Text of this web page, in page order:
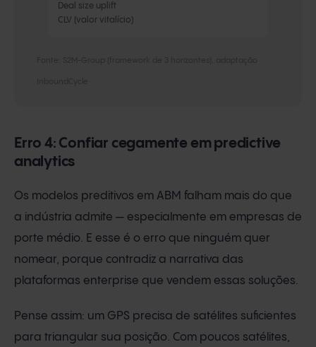
Deal size uplift
CLV (valor vitalício)
Erro 4: Confiar cegamente em predictive
analytics
Os modelos preditivos em ABM falham mais do que
a indústria admite — especialmente em empresas de
porte médio. E esse é o erro que ninguém quer
nomear, porque contradiz a narrativa das
plataformas enterprise que vendem essas soluções.
Pense assim: um GPS precisa de satélites suficientes
para triangular sua posição. Com poucos satélites,